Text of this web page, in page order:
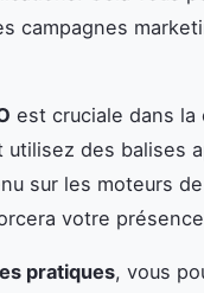
campagnes
est cruciale dans
des balises
sur les moteurs
votre
pratiques, vous